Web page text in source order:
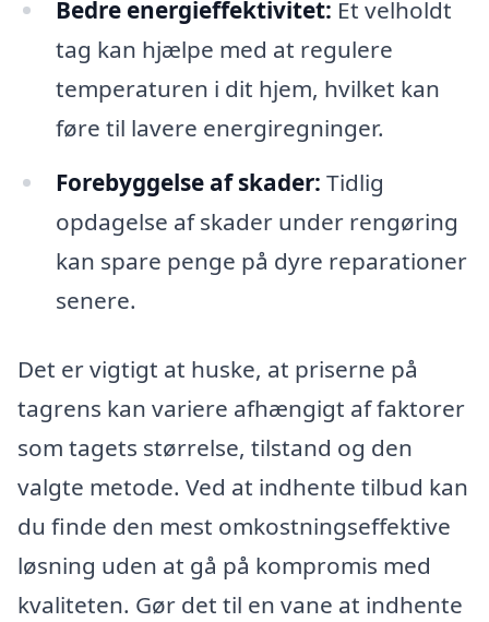
Bedre energieffektivitet: Et velholdt
tag kan hjælpe med at regulere
temperaturen i dit hjem, hvilket kan
føre til lavere energiregninger.
Forebyggelse af skader: Tidlig
opdagelse af skader under rengøring
kan spare penge på dyre reparationer
senere.
Det er vigtigt at huske, at priserne på
tagrens kan variere afhængigt af faktorer
som tagets størrelse, tilstand og den
valgte metode. Ved at indhente tilbud kan
du finde den mest omkostningseffektive
løsning uden at gå på kompromis med
kvaliteten. Gør det til en vane at indhente